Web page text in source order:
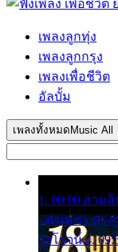
เพลงลูกทุ่ง
เพลงลูกกรุง
เพลงเพื่อชีวิต
อัลบั้ม
เพลงทั้งหมด Music All
1. 00:00 สาม
- ศรเพชร ศร
รุ่งโรจน์ 4.